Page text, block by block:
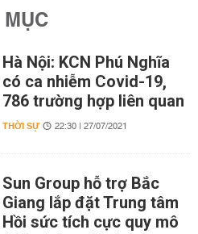
Hà Nội: KCN Phú Nghĩa
có ca nhiễm Covid-19,
786 trường hợp liên quan
THỜI SỰ 22:30 | 27/07/2021
Sun Group hỗ trợ Bắc
Giang lắp đặt Trung tâm
Hồi sức tích cực quy mô